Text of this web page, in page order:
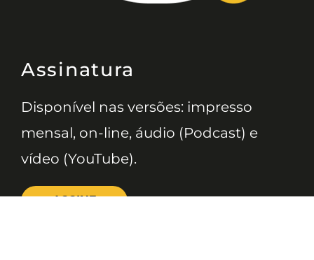
Assinatura
Disponível nas versões: impresso
mensal, on-line, áudio (Podcast) e
vídeo (YouTube).
ASSINE